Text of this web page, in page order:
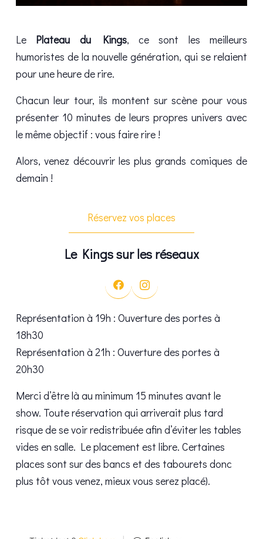
Le Plateau du Kings, ce sont les meilleurs
humoristes de la nouvelle génération, qui se relaient
pour une heure de rire.
Chacun leur tour, ils montent sur scène pour vous
présenter 10 minutes de leurs propres univers avec
le même objectif : vous faire rire !
Alors, venez découvrir les plus grands comiques de
demain !
Réservez vos places
Le Kings sur les réseaux
Représentation à 19h : Ouverture des portes à
18h30
Représentation à 21h : Ouverture des portes à
20h30
Merci d’être là au minimum 15 minutes avant le
show. Toute réservation qui arriverait plus tard
risque de se voir redistribuée afin d’éviter les tables
vides en salle. Le placement est libre. Certaines
places sont sur des bancs et des tabourets donc
plus tôt vous venez, mieux vous serez placé).